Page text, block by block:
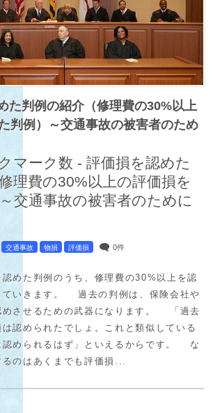
た判例の紹介（修理費の30%以上
判例）～交通事故の被害者のため
交通事故 物損 評価損 0件
めた判例のうち、修理費の30%以上を認
ていきます。 過去の判例は、保険会社や
めさせるための武器になります。 「過去
認められたでしょ。これと類似している
認められるはず」といえるからです。 な
のはあくまでも評価損...